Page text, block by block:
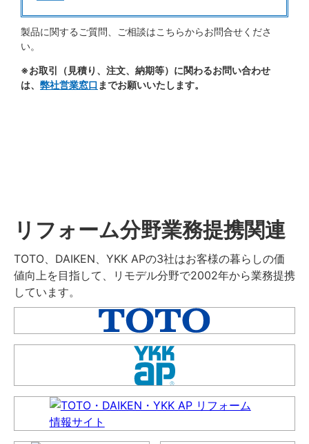
製品に関するご質問、ご相談はこちらからお問合せくださ
い。
※お取引（見積り、注文、納期等）に関わるお問い合わせ
は、 弊社営業窓口 までお願いいたします。
リフォーム分野業務提携関連
TOTO、DAIKEN、YKK APの3社はお客様の暮らしの価
値向上を目指して、リモデル分野で2002年から業務提携
しています。